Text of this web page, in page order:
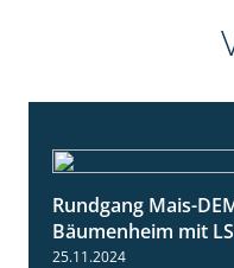
Rundgang Mais-
Bäumenheim mit
25.11.2024